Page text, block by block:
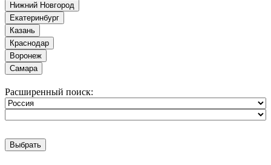
Нижний Новгород
Екатеринбург
Казань
Краснодар
Воронеж
Самара
Расширенный поиск:
Выбрать